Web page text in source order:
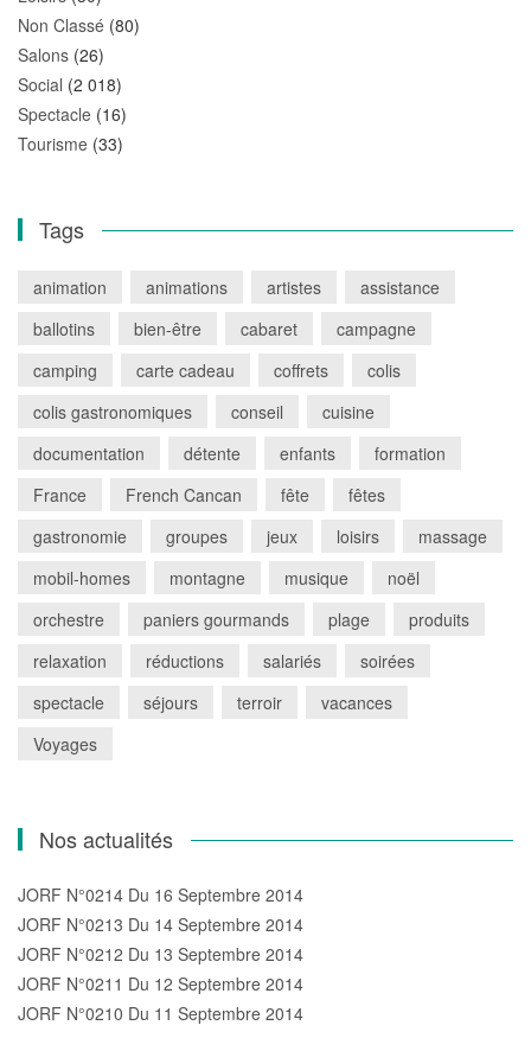
Non Classé (80)
Salons (26)
Social (2 018)
Spectacle (16)
Tourisme (33)
Tags
animation animations artistes
assistance
ballotins
bien-être cabaret
campagne
camping
carte cadeau coffrets
colis
colis gastronomiques
conseil
cuisine
documentation
détente enfants
formation
France
French Cancan fête
fêtes
gastronomie
groupes jeux loisirs
massage
mobil-homes
montagne musique
noël
orchestre
paniers gourmands plage
produits
relaxation
réductions salariés
soirées
spectacle
séjours terroir
vacances
Voyages
Nos actualités
JORF N°0214 Du 16 Septembre 2014
JORF N°0213 Du 14 Septembre 2014
JORF N°0212 Du 13 Septembre 2014
JORF N°0211 Du 12 Septembre 2014
JORF N°0210 Du 11 Septembre 2014